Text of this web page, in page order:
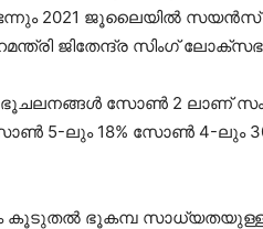
2021 ജൂലൈയിൽ
ജിതേന്ദ്ര സിംഗ്
സോൺ 2 ലാണ്
5-ലും 18% സോൺ 4-ലും
കൂടുതൽ ഭൂകമ്പ സാധ്യതയുള്ള